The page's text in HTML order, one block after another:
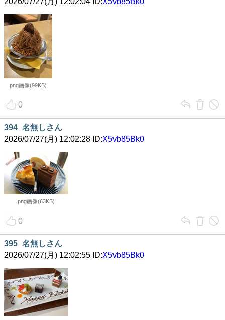
png画像(99KB)
0
394 名無しさん
2026/07/27(月) 12:02:28 ID:X5vb85Bk0
png画像(63KB)
0
395 名無しさん
2026/07/27(月) 12:02:55 ID:X5vb85Bk0